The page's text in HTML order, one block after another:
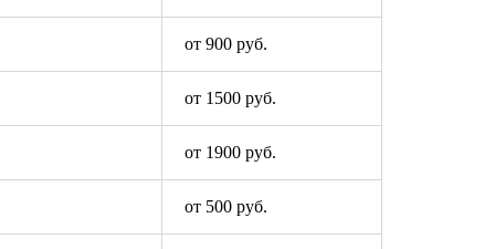
от 900 руб.
от 1500 руб.
от 1900 руб.
от 500 руб.